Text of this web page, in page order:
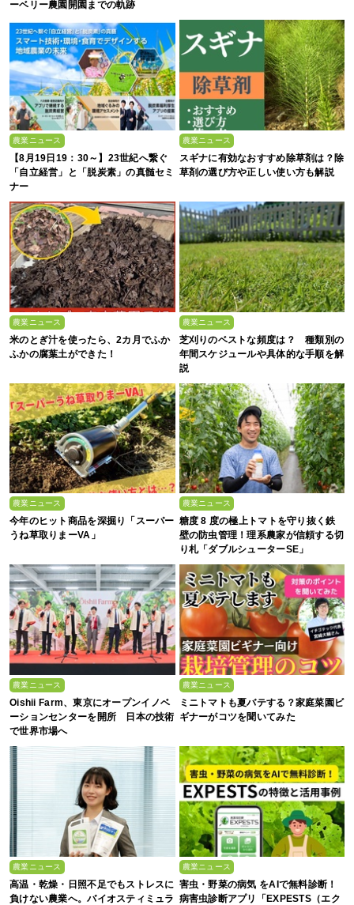
ーベリー農園開園までの軌跡
農業ニュース
【8月19日19：30～】23世紀へ繋ぐ
「自立経営」と「脱炭素」の真髄セミ
ナー
農業ニュース
スギナに有効なおすすめ除草剤は？除
草剤の選び方や正しい使い方も解説
農業ニュース
米のとぎ汁を使ったら、2カ月でふか
ふかの腐葉土ができた！
農業ニュース
芝刈りのベストな頻度は？ 種類別の
年間スケジュールや具体的な手順を解
説
農業ニュース
今年のヒット商品を深掘り「スーパー
うね草取りまーVA」
農業ニュース
糖度 8 度の極上トマトを守り抜く鉄
壁の防虫管理！理系農家が信頼する切
り札「ダブルシューターSE」
農業ニュース
Oishii Farm、東京にオープンイノベ
ーションセンターを開所 日本の技術
で世界市場へ
農業ニュース
ミニトマトも夏バテする？家庭菜園ビ
ギナーがコツを聞いてみた
農業ニュース
高温・乾燥・日照不足でもストレスに
負けない農業へ。バイオスティミュラ
農業ニュース
害虫・野菜の病気 をAIで無料診断！
病害虫診断アプリ「EXPESTS（エク